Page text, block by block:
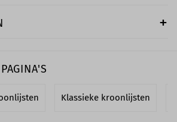
Klassieke kroonlijsten